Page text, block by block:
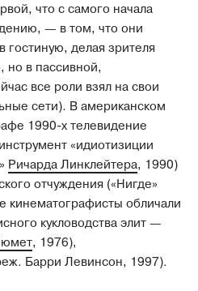
что с самого начала
— в том, что они
гостиную, делая зрителя
но в пассивной,
все роли взял на свои
сети). В американском
1990-х телевидение
«идиотизиции
Ричарда Линклейтера, 1990)
отчуждения («Нигде»
кинематографисты обличали
кукловодства элит —
, 1976),
Барри Левинсон, 1997).